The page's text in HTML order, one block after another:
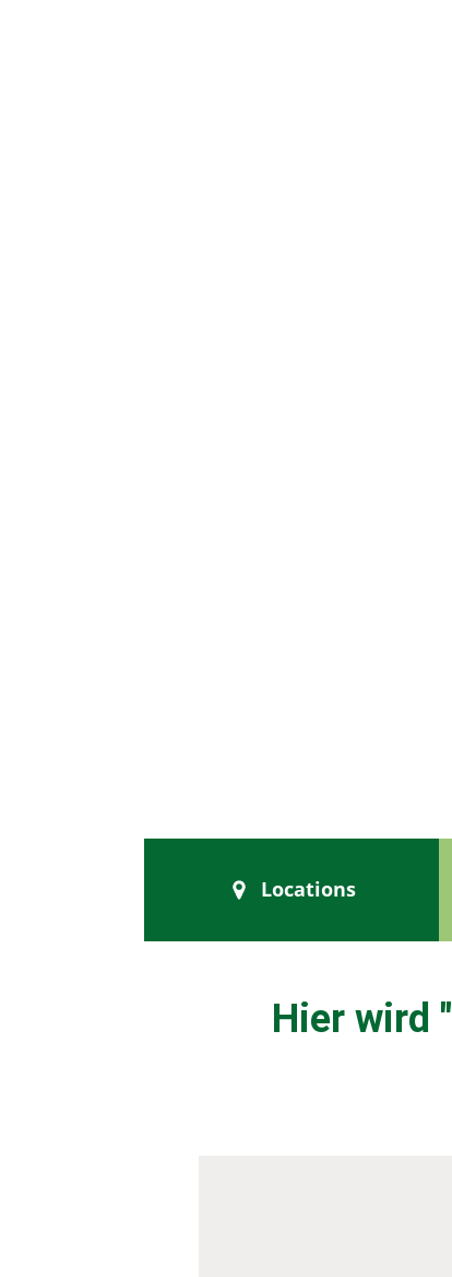
Locations
Hier wird "